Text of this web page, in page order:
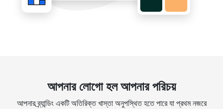
আপনার লোগো হল আপনার পরিচয়
আপনার ব্র্যান্ডিং একটি অতিরিক্ত খাস্তা অনুপস্থিত হতে পারে যা প্রথম নজরে